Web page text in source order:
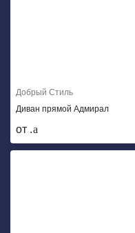
Добрый Стиль
Диван прямой Адмирал
от .